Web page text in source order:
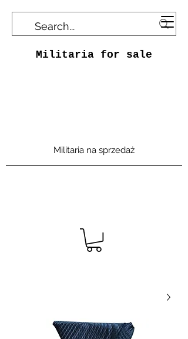
Militaria for sale
Militaria na sprzedaż